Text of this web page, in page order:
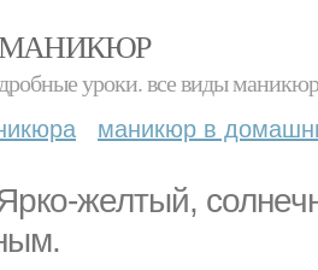
уроки. все виды
маникюр в
желтый,